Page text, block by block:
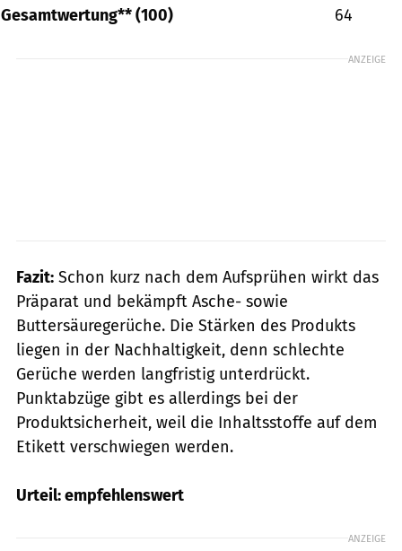
Gesamtwertung** (100)
64
ANZEIGE
Fazit: Schon kurz nach dem Aufsprühen wirkt das
Präparat und bekämpft Asche- sowie
Buttersäuregerüche. Die Stärken des Produkts
liegen in der Nachhaltigkeit, denn schlechte
Gerüche werden langfristig unterdrückt.
Punktabzüge gibt es allerdings bei der
Produktsicherheit, weil die Inhaltsstoffe auf dem
Etikett verschwiegen werden.
Urteil: empfehlenswert
ANZEIGE